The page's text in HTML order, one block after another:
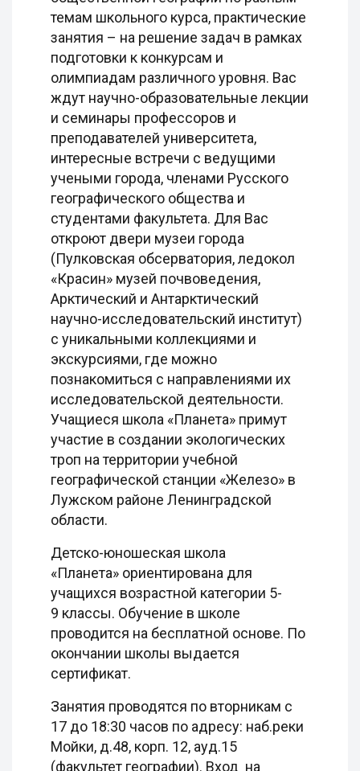
темам школьного курса, практические
занятия – на решение задач в рамках
подготовки к конкурсам и
олимпиадам различного уровня. Вас
ждут научно-образовательные лекции
и семинары профессоров и
преподавателей университета,
интересные встречи с ведущими
учеными города, членами Русского
географического общества и
студентами факультета. Для Вас
откроют двери музеи города
(Пулковская обсерватория, ледокол
«Красин» музей почвоведения,
Арктический и Антарктический
научно-исследовательский институт)
с уникальными коллекциями и
экскурсиями, где можно
познакомиться с направлениями их
исследовательской деятельности.
Учащиеся школа «Планета» примут
участие в создании экологических
троп на территории учебной
географической станции «Железо» в
Лужском районе Ленинградской
области.
Детско-юношеская школа
«Планета» ориентирована для
учащихся возрастной категории 5-
9 классы. Обучение в школе
проводится на бесплатной основе. По
окончании школы выдается
сертификат.
Занятия проводятся по вторникам с
17 до 18:30 часов по адресу: наб.реки
Мойки, д.48, корп. 12, ауд.15
(факультет географии). Вход на